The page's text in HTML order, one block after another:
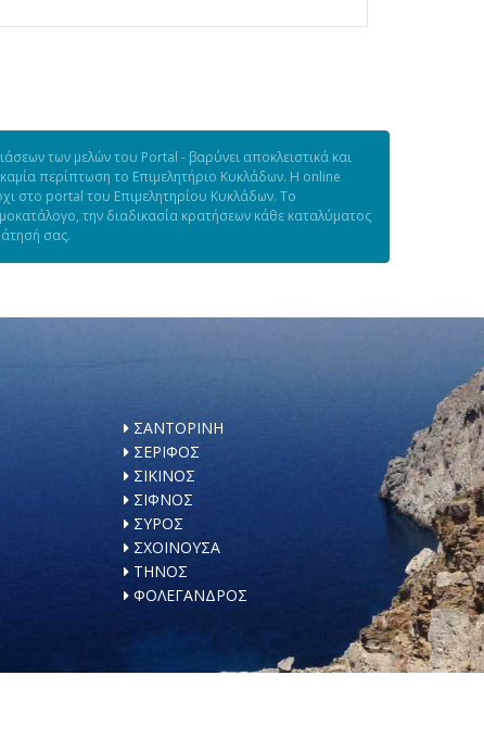
των μελών του Portal - βαρύνει αποκλειστικά και
περίπτωση το Επιμελητήριο Κυκλάδων. Η online
στο portal του Επιμελητηρίου Κυκλάδων. Το
την διαδικασία κρατήσεων κάθε καταλύματος
σας.
ΣΑΝΤΟΡΙΝΗ
ΣΕΡΙΦΟΣ
ΣΙΚΙΝΟΣ
ΣΙΦΝΟΣ
ΣΥΡΟΣ
ΣΧΟΙΝΟΥΣΑ
ΤΗΝΟΣ
ΦΟΛΕΓΑΝΔΡΟΣ